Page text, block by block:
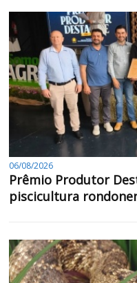
06/08/2026
Prêmio Produtor
piscicultura